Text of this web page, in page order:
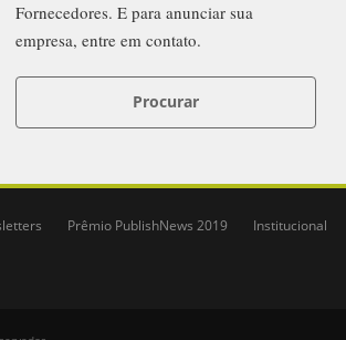
Fornecedores. E para anunciar sua
empresa, entre em contato.
Procurar
Prêmio PublishNews 2019 Institucional